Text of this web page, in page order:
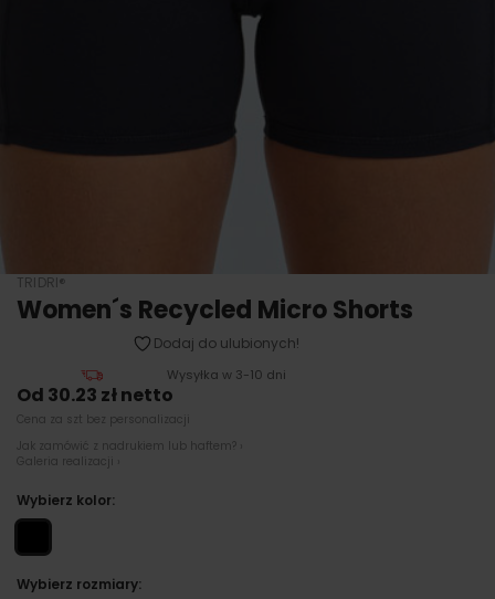
TRIDRI®
Women´s Recycled Micro Shorts
Dodaj do ulubionych!
Wysyłka w 3-10 dni
Od 30.23 zł netto
Cena za szt bez personalizacji
Jak zamówić z nadrukiem lub haftem? ›
Galeria realizacji ›
Wybierz kolor:
Wybierz rozmiary: